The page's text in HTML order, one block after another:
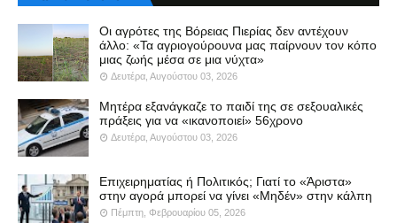
Οι αγρότες της Βόρειας Πιερίας δεν αντέχουν
άλλο: «Τα αγριογούρουνα μας παίρνουν τον κόπο
μιας ζωής μέσα σε μια νύχτα»
Δευτέρα, Αυγούστου 03, 2026
Μητέρα εξανάγκαζε το παιδί της σε σεξουαλικές
πράξεις για να «ικανοποιεί» 56χρονο
Δευτέρα, Αυγούστου 03, 2026
Επιχειρηματίας ή Πολιτικός; Γιατί το «Άριστα»
στην αγορά μπορεί να γίνει «Μηδέν» στην κάλπη
Πέμπτη, Φεβρουαρίου 05, 2026